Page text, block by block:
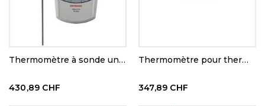
Thermomètre à sonde universelle
430,89 CHF
Thermomètre pour thermocouple K, J, N, S, T
347,89 CHF